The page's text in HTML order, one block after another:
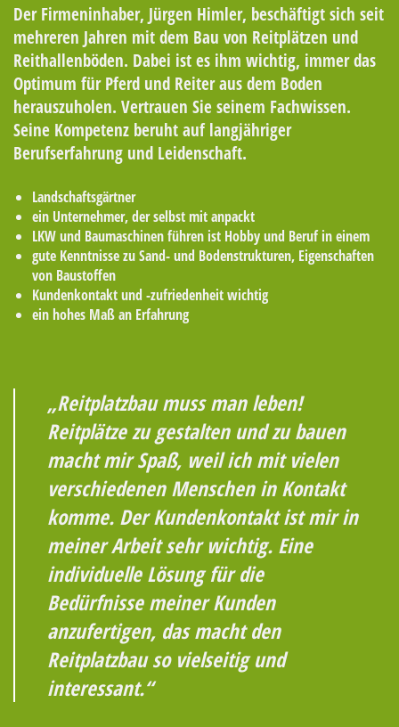
Der Firmeninhaber, Jürgen Himler, beschäftigt sich seit
mehreren Jahren mit dem Bau von Reitplätzen und
Reithallenböden. Dabei ist es ihm wichtig, immer das
Optimum für Pferd und Reiter aus dem Boden
herauszuholen. Vertrauen Sie seinem Fachwissen.
Seine Kompetenz beruht auf langjähriger
Berufserfahrung und Leidenschaft.
Landschaftsgärtner
ein Unternehmer, der selbst mit anpackt
LKW und Baumaschinen führen ist Hobby und Beruf in einem
gute Kenntnisse zu Sand- und Bodenstrukturen, Eigenschaften
von Baustoffen
Kundenkontakt und -zufriedenheit wichtig
ein hohes Maß an Erfahrung
„Reitplatzbau muss man leben!
Reitplätze zu gestalten und zu bauen
macht mir Spaß, weil ich mit vielen
verschiedenen Menschen in Kontakt
komme. Der Kundenkontakt ist mir in
meiner Arbeit sehr wichtig. Eine
individuelle Lösung für die
Bedürfnisse meiner Kunden
anzufertigen, das macht den
Reitplatzbau so vielseitig und
interessant.“